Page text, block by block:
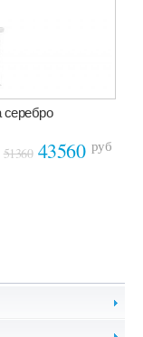
серебро
5136043560 руб